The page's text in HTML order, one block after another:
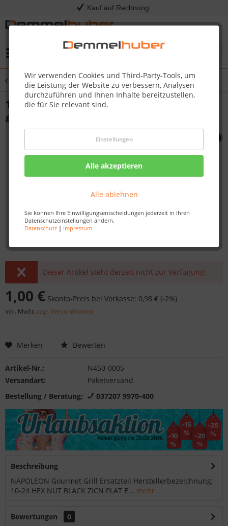
Kauf auf Rechnung
Wir verwenden Cookies und Third-Party-Tools, um
die Leistung der Website zu verbessern, Analysen
durchzuführen und Ihnen Inhalte bereitzustellen,
die für Sie relevant sind.
Einstellungen
Alle akzeptieren
Alle ablehnen
Sie können Ihre Einwilligungsentscheidungen jederzeit in Ihren
Datenschutzeinstellungen ändern.
Datenschutz| Impressum
Übersicht R425
10-24 HEX NUT BLACK ZICN PLAT E
#N450-0005
Dieser Artikel steht derzeit nicht zur Verfügung!
1,00 € Skonto-Preis bei Vorkasse: 0,98 € (-2%)
inkl. MwSt. zzgl. Versandkosten
Merken Bewerten
Artikel-Nr.:
N450-0005
Versandart:
Paketversand
Bestellung / Beratung:
037207 9970-400
Beschreibung
NAPOLEON Gourmet Grill Ersatzteil Herstellerbezeichnung:
10-24 HEX NUT BLACK ZICN PLAT E... mehr
Bewertungen
0